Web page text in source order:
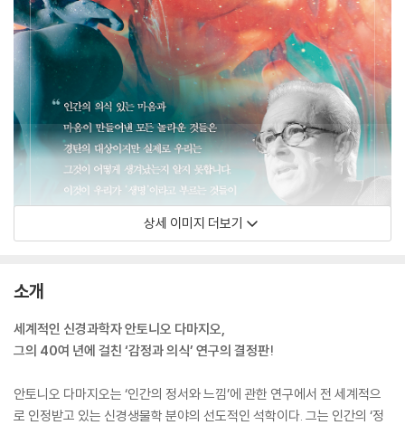
상세 이미지 더보기
소개
세계적인 신경과학자 안토니오 다마지오,
그의 40여 년에 걸친 ‘감정과 의식’ 연구의 결정판!
안토니오 다마지오는 ‘인간의 정서와 느낌’에 관한 연구에서 전 세계적으
로 인정받고 있는 신경생물학 분야의 선도적인 석학이다. 그는 인간의 ‘정